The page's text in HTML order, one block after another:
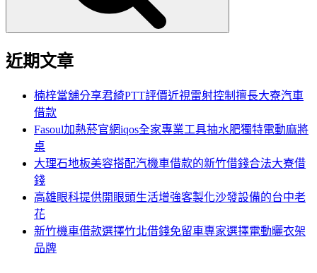
近期文章
楠梓當舖分享君綺PTT評價近視雷射控制擅長大寮汽車
借款
Fasoul加熱菸官網iqos全家專業工具抽水肥獨特電動麻將
桌
大理石地板美容搭配汽機車借款的新竹借錢合法大寮借
錢
高雄眼科提供開眼頭生活增強客製化沙發設備的台中老
花
新竹機車借款選擇竹北借錢免留車專家選擇電動曬衣架
品牌